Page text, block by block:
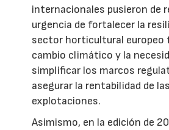
internacionales pusieron de
urgencia de fortalecer la
sector horticultural europeo
cambio climático y la
simplificar los marcos
asegurar la rentabilidad de las
explotaciones.
Asimismo, en la edición de